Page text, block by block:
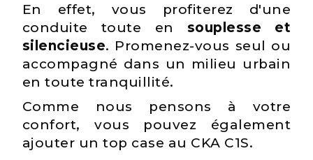
En effet, vous profiterez d'une
conduite toute en souplesse et
silencieuse. Promenez-vous seul ou
accompagné dans un milieu urbain
en toute tranquillité.
Comme nous pensons à votre
confort, vous pouvez également
ajouter un top case au CKA C1S.